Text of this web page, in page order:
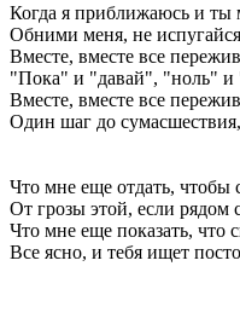
Когда я приближаюсь и ты
Обними меня, не
Вместе, вместе все
"Пока" и "давай", "ноль" и
Вместе, вместе все
Один шаг до
Что мне еще отдать, чтобы
От грозы этой, если рядом
Что мне еще показать, что
Все ясно, и тебя ищет